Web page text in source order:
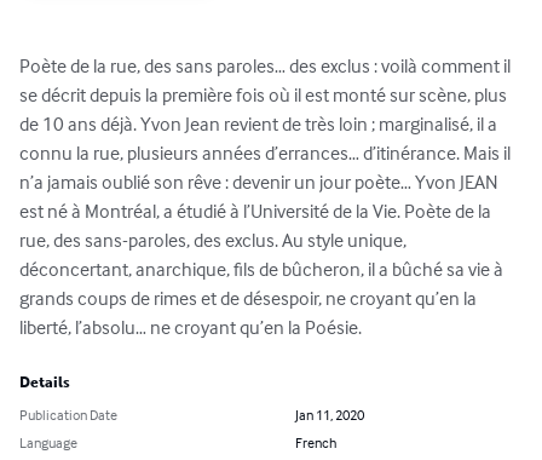
Poète de la rue, des sans paroles… des exclus : voilà comment il
se décrit depuis la première fois où il est monté sur scène, plus
de 10 ans déjà. Yvon Jean revient de très loin ; marginalisé, il a
connu la rue, plusieurs années d’errances… d’itinérance. Mais il
n’a jamais oublié son rêve : devenir un jour poète… Yvon JEAN
est né à Montréal, a étudié à l’Université de la Vie. Poète de la
rue, des sans-paroles, des exclus. Au style unique,
déconcertant, anarchique, fils de bûcheron, il a bûché sa vie à
grands coups de rimes et de désespoir, ne croyant qu’en la
liberté, l’absolu… ne croyant qu’en la Poésie.
Details
Publication Date
Jan 11, 2020
Language
French